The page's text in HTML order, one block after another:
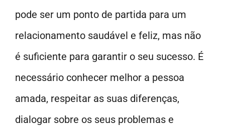
pode ser um ponto de partida para um
relacionamento saudável e feliz, mas não
é suficiente para garantir o seu sucesso. É
necessário conhecer melhor a pessoa
amada, respeitar as suas diferenças,
dialogar sobre os seus problemas e